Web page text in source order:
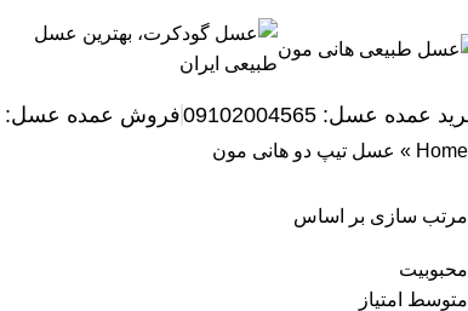
عمده عسل: 09102004565 فروش عمده عسل:
Home
» عسل تیپ دو هانی مون
مرتب سازی بر اساس
محبوبیت
متوسط امتیاز